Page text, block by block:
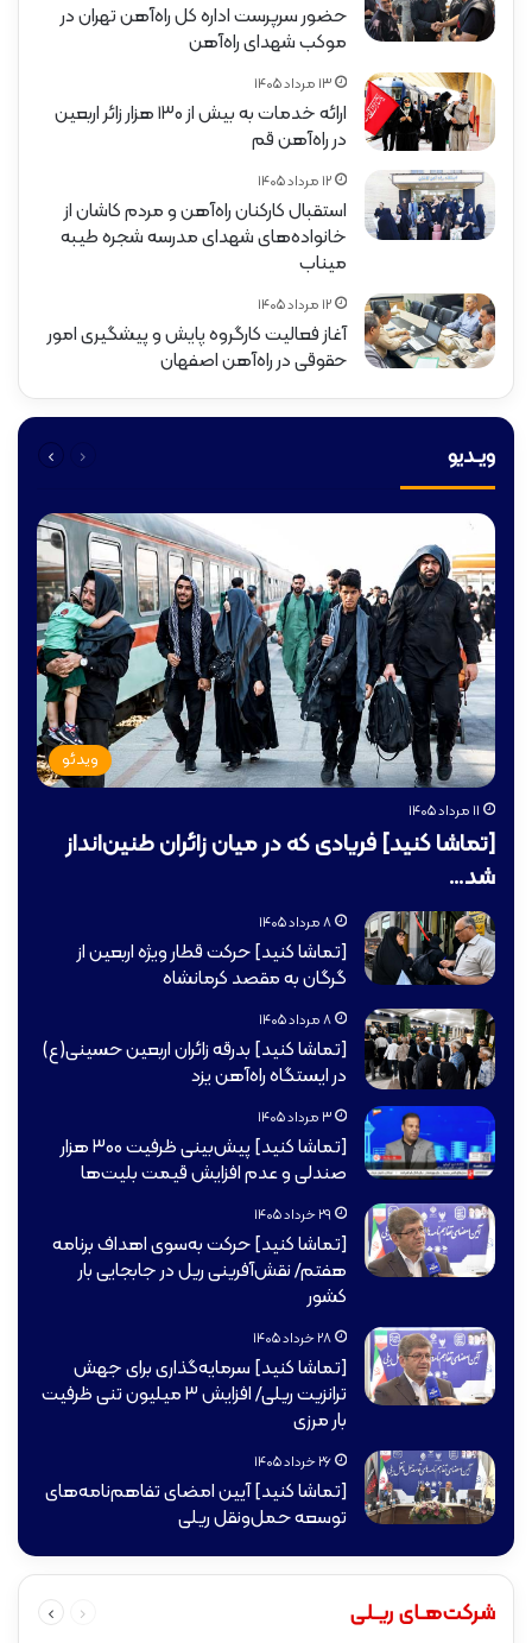
حضور سرپرست اداره کل راه‌آهن تهران در
موکب شهدای راه‌آهن
۱۳ مرداد ۱۴۰۵
ارائه خدمات به بیش از ۱۳۰ هزار زائر اربعین
در راه‌آهن قم
۱۲ مرداد ۱۴۰۵
استقبال کارکنان راه‌آهن و مردم کاشان از
خانواده‌های شهدای مدرسه شجره طیبه
میناب
۱۲ مرداد ۱۴۰۵
آغاز فعالیت کارگروه پایش و پیشگیری امور
حقوقی در راه‌آهن اصفهان
ویـدیو
صفحه
ویدئو
۱۱ مرداد ۱۴۰۵
[تماشا کنید] فریادی که در میان زائران طنین‌انداز
شد…
۸ مرداد ۱۴۰۵
[تماشا کنید] حرکت قطار ویژه اربعین از
گرگان به مقصد کرمانشاه
۸ مرداد ۱۴۰۵
[تماشا کنید] ️بدرقه زائران اربعین حسینی(ع)
در ایستگاه راه‌آهن یزد
۳ مرداد ۱۴۰۵
[تماشا کنید] ️پیش‌بینی ظرفیت ۳۰۰ هزار
صندلی و عدم افزایش قیمت بلیت‌ها
۲۹ خرداد ۱۴۰۵
[تماشا کنید] حرکت به‌سوی اهداف برنامه
هفتم/ نقش‌آفرینی ریل در جابجایی بار
کشور
۲۸ خرداد ۱۴۰۵
[تماشا کنید] سرمایه‌گذاری برای جهش
ترانزیت ریلی/ افزایش ۳ میلیون تنی ظرفیت
بار مرزی
۲۶ خرداد ۱۴۰۵
[تماشا کنید] آیین امضای تفاهم‌نامه‌های
توسعه حمل‌ونقل ریلی
شرکت‌هـای ریـلی
صفحه